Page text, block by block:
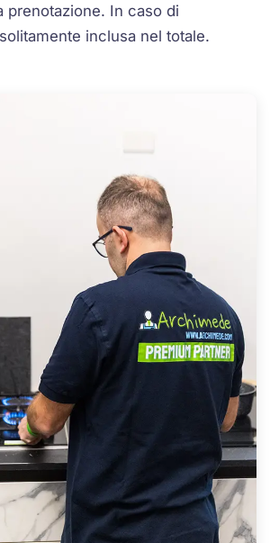
prenotazione. In caso di
inclusa nel totale.